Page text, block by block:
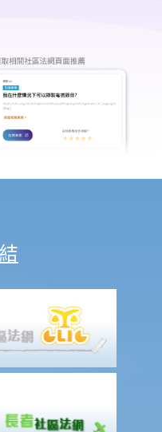
些呼氣測試工具可能含有傳染
個做法行得通嗎？
被警方截停，並被要求進行
做測試，但她故意在吹氣孔
做法可行嗎？
尿液樣本作化驗。A女士發現
再次拒絕，並說：「我不信
筒有沒有被愛滋病污染？我可
呼氣、尿液或血液樣本。A女